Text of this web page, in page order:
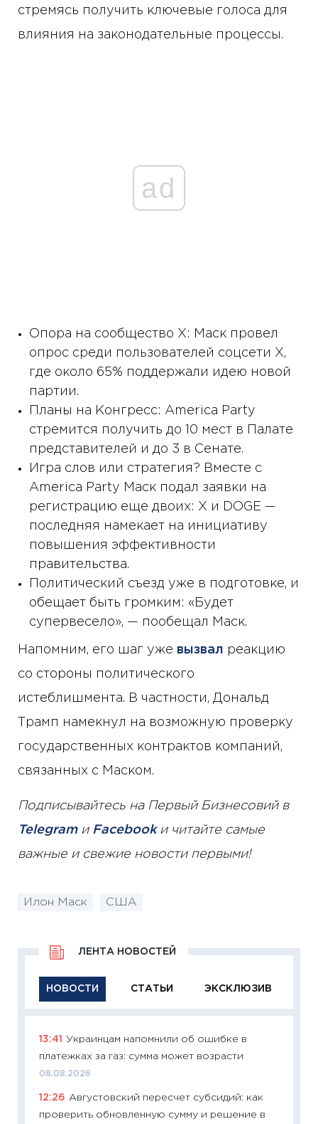
стремясь получить ключевые голоса для
влияния на законодательные процессы.
ad
Опора на сообщество X: Маск провел
опрос среди пользователей соцсети X,
где около 65% поддержали идею новой
партии.
Планы на Конгресс: America Party
стремится получить до 10 мест в Палате
представителей и до 3 в Сенате.
Игра слов или стратегия? Вместе с
America Party Маск подал заявки на
регистрацию еще двоих: X и DOGE —
последняя намекает на инициативу
повышения эффективности
правительства.
Политический съезд уже в подготовке, и
обещает быть громким: «Будет
супервесело», — пообещал Маск.
Напомним, его шаг уже вызвал реакцию
со стороны политического
истеблишмента. В частности, Дональд
Трамп намекнул на возможную проверку
государственных контрактов компаний,
связанных с Маском.
Подписывайтесь на Первый Бизнесовий в
Telegramи Facebookи читайте самые
важные и свежие новости первыми!
Илон Маск США
НОВОСТИ СТАТЬИ ЭКСКЛЮЗИВ
ЛЕНТА НОВОСТЕЙ
13:41
Украинцам напомнили об ошибке в
платежках за газ: сумма может возрасти
08.08.2026
12:26 Августовский пересчет субсидий: как
проверить обновленную сумму и решение в